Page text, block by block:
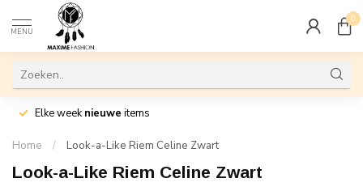
MENU
0
Elke weeknieuwe items
Home / Look-a-Like Riem Celine Zwart
Look-a-Like Riem Celine Zwart